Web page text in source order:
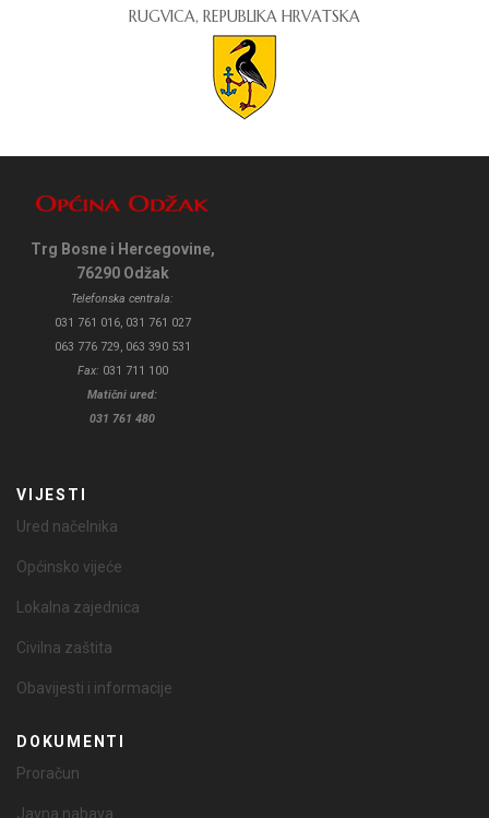
RUGVICA, REPUBLIKA HRVATSKA
Trg Bosne i Hercegovine,
76290 Odžak
Telefonska centrala:
031 761 016, 031 761 027
063 776 729, 063 390 531
Fax: 031 711 100
Matični ured:
031 761 480
VIJESTI
Ured načelnika
Općinsko vijeće
Lokalna zajednica
Civilna zaštita
Obavijesti i informacije
DOKUMENTI
Proračun
Javna nabava